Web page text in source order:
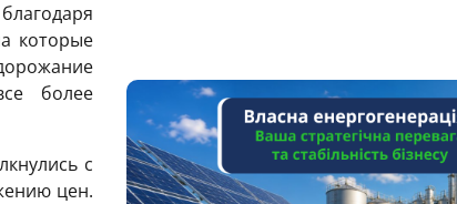
которые
более
с
цен.